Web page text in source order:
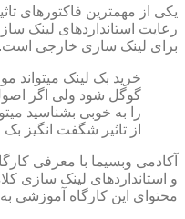
یکی از مهمترین فاکتورهای
رعایت استانداردهای لینک
برای لینک سازی خارجی است.
خرید بک لینک
گوگل شود ولی اگر
را به خوبی بشناسید
از تاثیر شگفت انگیز
آکادمی وبسیما با معرفی
و استانداردهای لینک سازی
محتوای این کارگاه آموزشی